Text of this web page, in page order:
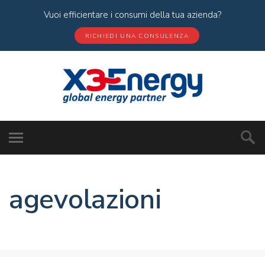
Vuoi efficientare i consumi della tua azienda?
RICHIEDI UNA CONSULENZA
agevolazioni